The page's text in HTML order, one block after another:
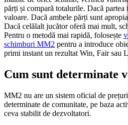
părți și compară totalurile. Dacă partea
valoare. Dacă ambele părți sunt
Dacă celălalt jucător oferă mai mult,
Pentru o metodă mai rapidă, folosește
schimburi MM2 pentru a introduce
primi instant un rezultat Win, Fair sau
Cum sunt determinate
MM2 nu are un sistem oficial de
determinate de comunitate, pe baza
ceva stabilit de dezvoltatori.